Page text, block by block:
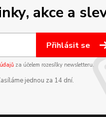
akce a
Přihlásit se
za účelem rozesílky newsletteru.
jednou za 14 dní.